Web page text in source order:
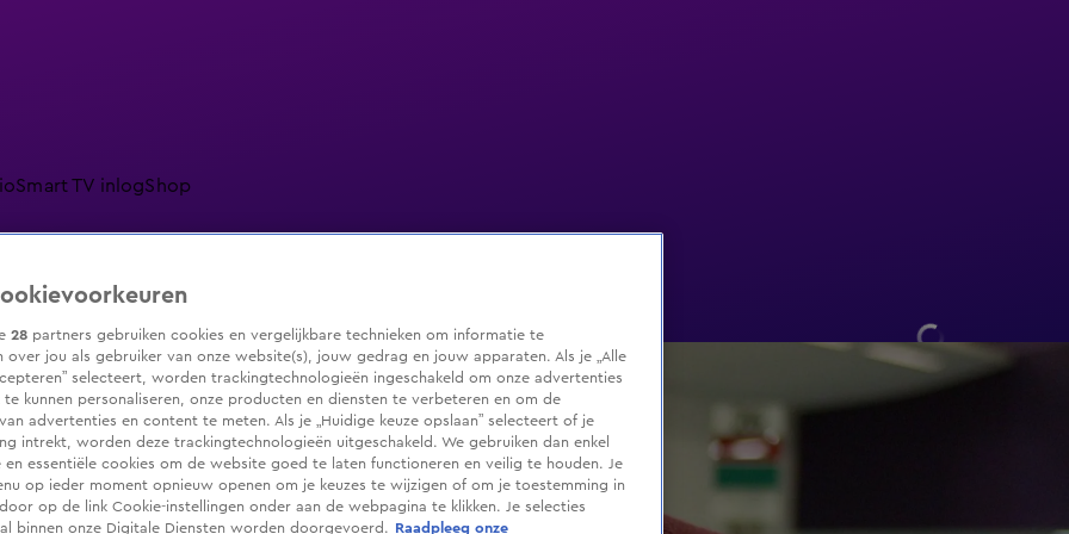
Smart TV inlogShop
Livestreams Shop
28 partners gebruiken cookies en vergelijkbare technieken om informatie te
over jou als gebruiker van onze website(s), jouw gedrag en jouw apparaten. Als je „Alle
selecteert, worden trackingtechnologieën ingeschakeld om onze advertenties
kunnen personaliseren, onze producten en diensten te verbeteren en om de
advertenties en content te meten. Als je „Huidige keuze opslaan” selecteert of je
intrekt, worden deze trackingtechnologieën uitgeschakeld. We gebruiken dan enkel
en essentiële cookies om de website goed te laten functioneren en veilig te houden. Je
op ieder moment opnieuw openen om je keuzes te wijzigen of om je toestemming in
op de link Cookie-instellingen onder aan de webpagina te klikken. Je selecties
binnen onze Digitale Diensten worden doorgevoerd.
Raadpleeg onze